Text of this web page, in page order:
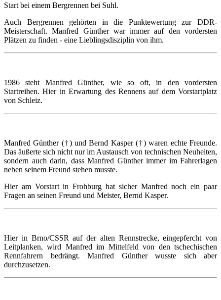
Start bei einem Bergrennen bei Suhl.
Auch Bergrennen gehörten in die Punktewertung zur DDR-
Meisterschaft. Manfred Günther war immer auf den vordersten
Plätzen zu finden - eine Lieblingsdisziplin von ihm.
1986 steht Manfred Günther, wie so oft, in den vordersten
Startreihen. Hier in Erwartung des Rennens auf dem Vorstartplatz
von Schleiz.
Manfred Günther (†) und Bernd Kasper (†) waren echte Freunde.
Das äußerte sich nicht nur im Austausch von technischen Neuheiten,
sondern auch darin, dass Manfred Günther immer im Fahrerlagen
neben seinem Freund stehen musste.
Hier am Vorstart in Frohburg hat sicher Manfred noch ein paar
Fragen an seinen Freund und Meister, Bernd Kasper.
Hier in Brno/CSSR auf der alten Rennstrecke, eingepfercht von
Leitplanken, wird Manfred im Mittelfeld von den tschechischen
Rennfahrern bedrängt. Manfred Günther wusste sich aber
durchzusetzen.